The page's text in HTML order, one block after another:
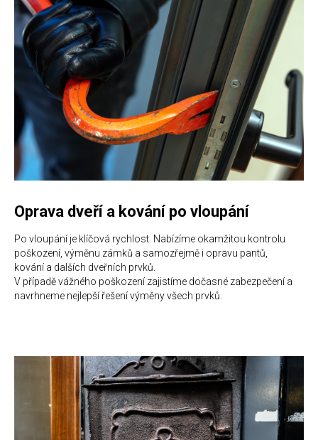
Oprava dveří a kování po vloupání
Po vloupání je klíčová rychlost. Nabízíme okamžitou kontrolu
poškození, výměnu zámků a samozřejmě i opravu pantů,
kování a dalších dveřních prvků.
V případě vážného poškození zajistíme dočasné zabezpečení a
navrhneme nejlepší řešení výměny všech prvků.